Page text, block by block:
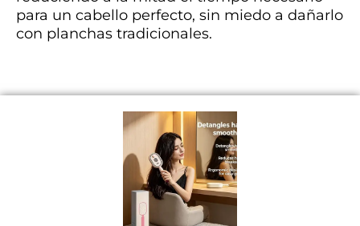
para un cabello perfecto, sin miedo a dañarlo
con planchas tradicionales.